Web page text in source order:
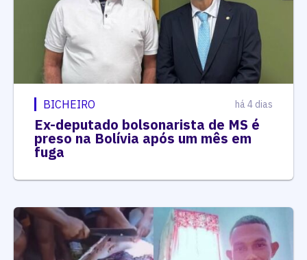
BICHEIRO há 4 dias
Ex-deputado bolsonarista de MS é
preso na Bolívia após um mês em
fuga